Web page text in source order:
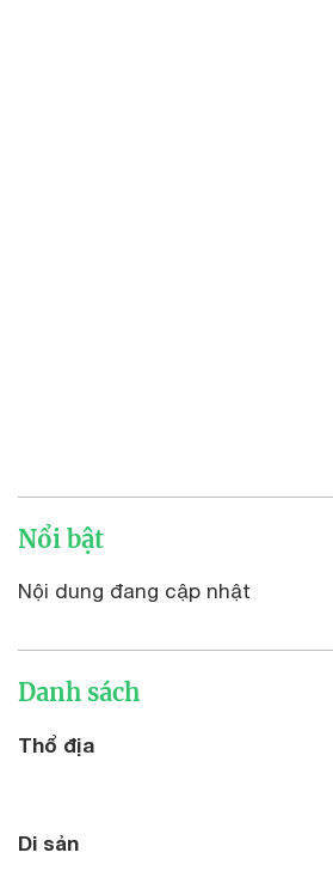
Nổi bật
Nội dung đang cập nhật
Danh sách
Thổ địa
Di sản